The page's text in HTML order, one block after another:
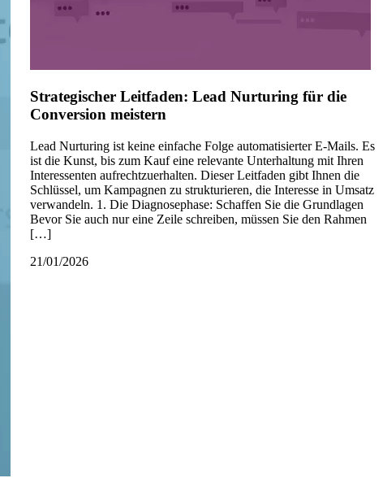
Strategischer Leitfaden: Lead Nurturing für die
Conversion meistern
Lead Nurturing ist keine einfache Folge automatisierter E-Mails. Es
ist die Kunst, bis zum Kauf eine relevante Unterhaltung mit Ihren
Interessenten aufrechtzuerhalten. Dieser Leitfaden gibt Ihnen die
Schlüssel, um Kampagnen zu strukturieren, die Interesse in Umsatz
verwandeln. 1. Die Diagnosephase: Schaffen Sie die Grundlagen
Bevor Sie auch nur eine Zeile schreiben, müssen Sie den Rahmen
[…]
21/01/2026